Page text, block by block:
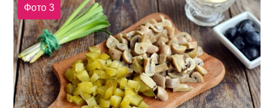
Фото 3